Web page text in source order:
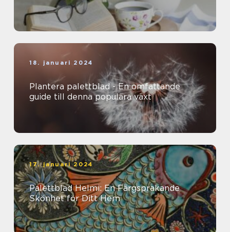
18. januari 2024
Plantera palettblad - En omfattande
guide till denna populära växt
17. januari 2024
Palettblad Helmi: En Färgsprakande
Skönhet för Ditt Hem